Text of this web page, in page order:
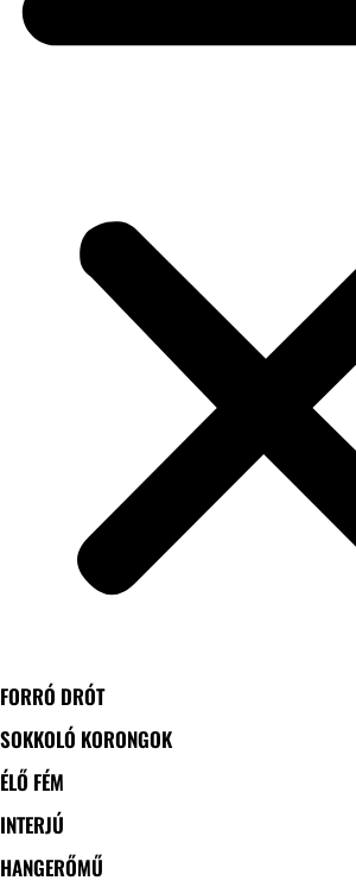
FORRÓ DRÓT
SOKKOLÓ KORONGOK
ÉLŐ FÉM
INTERJÚ
HANGERŐMŰ